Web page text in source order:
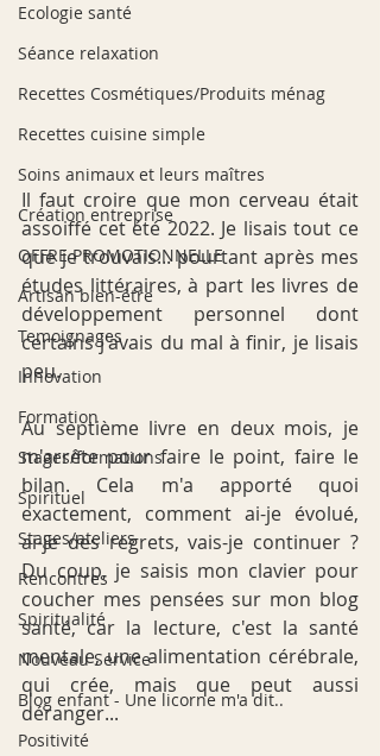
Ecologie santé
Séance relaxation
Recettes Cosmétiques/Produits ménag
Recettes cuisine simple
Soins animaux et leurs maîtres
Création entreprise
OFFRE PROMOTIONNELLE
Artisan bien-être
Temoignages
Innovation
Formation
Stages/formations
Spirituel
Stages/ateliers
Rencontres
Spiritualité
Nouveau Service
Blog enfant - Une licorne m'a dit..
Positivité
Il faut croire que mon cerveau était
assoiffé cet été 2022. Je lisais tout ce
que je trouvais... pourtant après mes
études littéraires, à part les livres de
développement personnel dont
certains j'avais du mal à finir, je lisais
peu.
Au septième livre en deux mois, je
m'arrête pour faire le point, faire le
bilan. Cela m'a apporté quoi
exactement, comment ai-je évolué,
ai-je des regrets, vais-je continuer ?
Du coup, je saisis mon clavier pour
coucher mes pensées sur mon blog
santé, car la lecture, c'est la santé
mentale, une alimentation cérébrale,
qui crée, mais que peut aussi
déranger...